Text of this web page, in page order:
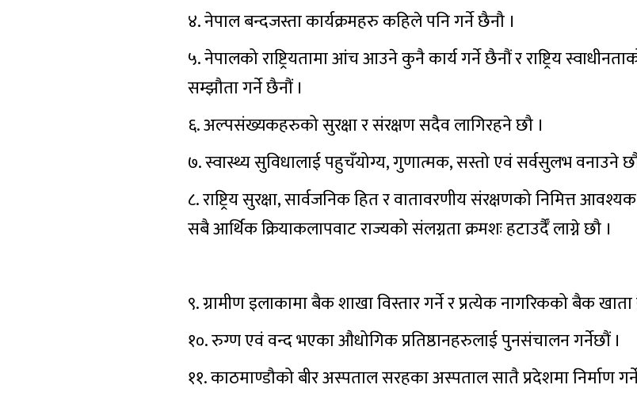
४. नेपाल बन्दजस्ता कार्यक्रमहरु कहिले पनि गर्ने छैनौ ।
५. नेपालको राष्ट्रियतामा आंच आउने कुनै कार्य गर्ने छैनौं र राष्ट्रिय
सम्झौता गर्ने छैनौं ।
६. अल्पसंख्यकहरुको सुरक्षा र संरक्षण सदैव लागिरहने छौ ।
७. स्वास्थ्य सुविधालाई पहुचँयोग्य, गुणात्मक, सस्तो एवं सर्वसुलभ वनाउने
८. राष्ट्रिय सुरक्षा, सार्वजनिक हित र वातावरणीय संरक्षणको निमित्त
सबै आर्थिक क्रियाकलापवाट राज्यको संलग्नता क्रमशः हटाउर्दैँ लाग्ने छौ ।
९. ग्रामीण इलाकामा बैक शाखा विस्तार गर्ने र प्रत्येक नागरिकको बैक
१०. रुग्ण एवं वन्द भएका औधोगिक प्रतिष्ठानहरुलाई पुनसंचालन गर्नेछौं ।
११. काठमाण्डौको बीर अस्पताल सरहका अस्पताल सातै प्रदेशमा निर्माण